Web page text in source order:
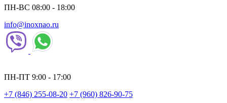
ПН-ВС 08:00 - 18:00
info@inoxnao.ru
ПН-ПТ 9:00 - 17:00
+7 (846) 255-08-20 +7 (960) 826-90-75